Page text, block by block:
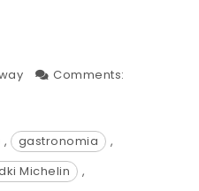
Comments:
, gastronomia
,
Michelin
,